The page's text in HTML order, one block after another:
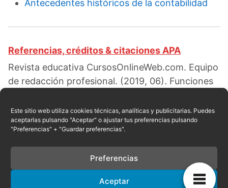
Este sitio web utiliza cookies técnicas, analíticas y publicitarias. Puedes
aceptarlas pulsando "Aceptar" o ajustar tus preferencias pulsando
"Preferencias" + "Guardar preferencias".
Aceptar
Preferencias
Antecedentes históricos de la contabilidad
Referencias, créditos & citaciones APA
Revista educativa CursosOnlineWeb.com. Equipo
de redacción profesional. (2019, 06). Funciones
educativa. Obtenido en fecha 08, 2026, desde el
sitio web:
https://cursosonlineweb.com/funciones-de-un-
auxiliar-contable.html